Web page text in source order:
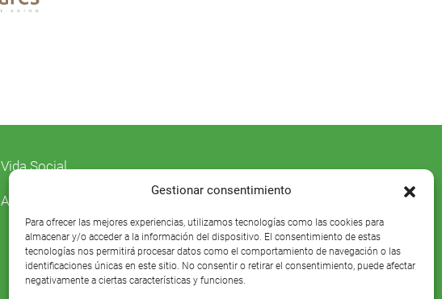
Gestionar consentimiento
Para ofrecer las mejores experiencias, utilizamos tecnologías como las cookies para
almacenar y/o acceder a la información del dispositivo. El consentimiento de estas
tecnologías nos permitirá procesar datos como el comportamiento de navegación o las
identificaciones únicas en este sitio. No consentir o retirar el consentimiento, puede afectar
negativamente a ciertas características y funciones.
Vida Social
Agenda